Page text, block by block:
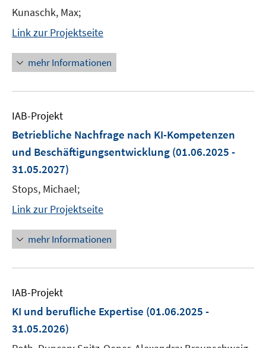
Kunaschk, Max;
Link zur Projektseite
mehr Informationen
IAB-Projekt
Betriebliche Nachfrage nach KI-Kompetenzen
und Beschäftigungsentwicklung (01.06.2025 -
31.05.2027)
Stops, Michael;
Link zur Projektseite
mehr Informationen
IAB-Projekt
KI und berufliche Expertise (01.06.2025 -
31.05.2026)